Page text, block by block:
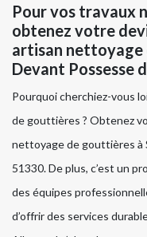
Pour vos travaux
obtenez votre
artisan nettoyage
Devant Possesse
Pourquoi cherchiez-vous
de gouttières ? Obtenez
nettoyage de gouttières à
51330. De plus, c’est un
des équipes
d’offrir des services